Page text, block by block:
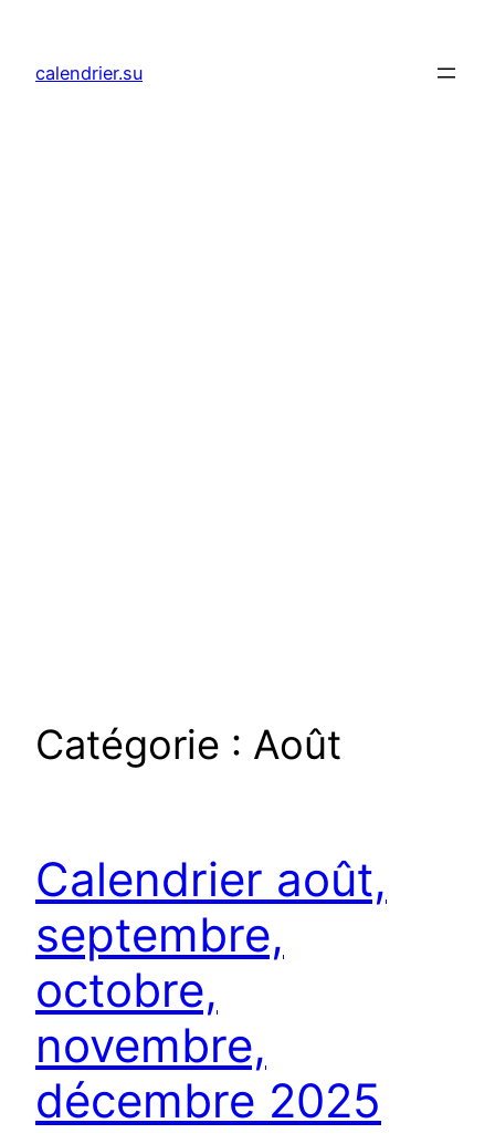
contenu
calendrier.su
Catégorie : Août
Calendrier août,
septembre,
octobre,
novembre,
décembre 2025